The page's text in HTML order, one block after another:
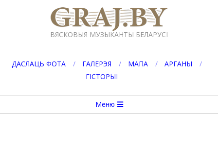
GRAJ.BY
ВЯСКОВЫЯ МУЗЫКАНТЫ БЕЛАРУСІ
ДАСЛАЦЬ ФОТА ГАЛЕРЭЯ МАПА
АРГАНЫ
ГІСТОРЫІ
меню
Меню